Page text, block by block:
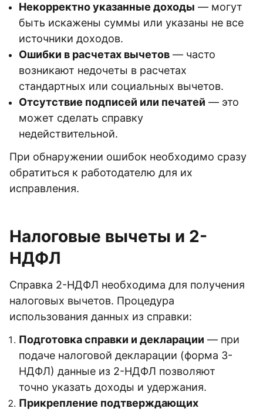
Некорректно указанные доходы — могут
быть искажены суммы или указаны не все
источники доходов.
Ошибки в расчетах вычетов — часто
возникают недочеты в расчетах
стандартных или социальных вычетов.
Отсутствие подписей или печатей — это
может сделать справку
недействительной.
При обнаружении ошибок необходимо сразу
обратиться к работодателю для их
исправления.
Налоговые вычеты и 2-
НДФЛ
Справка 2-НДФЛ необходима для получения
налоговых вычетов. Процедура
использования данных из справки:
Подготовка справки и декларации — при
подаче налоговой декларации (форма 3-
НДФЛ) данные из 2-НДФЛ позволяют
точно указать доходы и удержания.
Прикрепление подтверждающих